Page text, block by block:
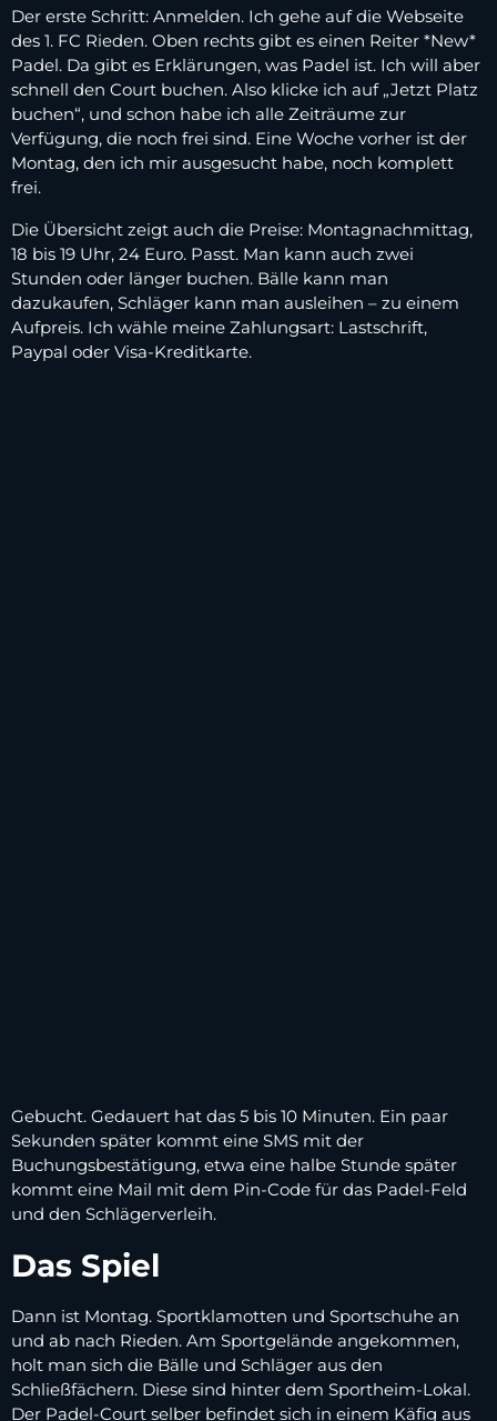
Der erste Schritt: Anmelden. Ich gehe auf die Webseite
des 1. FC Rieden. Oben rechts gibt es einen Reiter *New*
Padel. Da gibt es Erklärungen, was Padel ist. Ich will aber
schnell den Court buchen. Also klicke ich auf „Jetzt Platz
buchen“, und schon habe ich alle Zeiträume zur
Verfügung, die noch frei sind. Eine Woche vorher ist der
Montag, den ich mir ausgesucht habe, noch komplett
frei.
Die Übersicht zeigt auch die Preise: Montagnachmittag,
18 bis 19 Uhr, 24 Euro. Passt. Man kann auch zwei
Stunden oder länger buchen. Bälle kann man
dazukaufen, Schläger kann man ausleihen – zu einem
Aufpreis. Ich wähle meine Zahlungsart: Lastschrift,
Paypal oder Visa-Kreditkarte.
Gebucht. Gedauert hat das 5 bis 10 Minuten. Ein paar
Sekunden später kommt eine SMS mit der
Buchungsbestätigung, etwa eine halbe Stunde später
kommt eine Mail mit dem Pin-Code für das Padel-Feld
und den Schlägerverleih.
Das Spiel
Dann ist Montag. Sportklamotten und Sportschuhe an
und ab nach Rieden. Am Sportgelände angekommen,
holt man sich die Bälle und Schläger aus den
Schließfächern. Diese sind hinter dem Sportheim-Lokal.
Der Padel-Court selber befindet sich in einem Käfig aus